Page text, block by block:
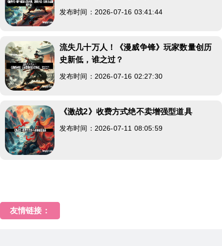
发布时间：2026-07-16 03:41:44
流失几十万人！《漫威争锋》玩家数量创历
史新低，谁之过？
发布时间：2026-07-16 02:27:30
《激战2》收费方式绝不卖增强型道具
发布时间：2026-07-11 08:05:59
友情链接：